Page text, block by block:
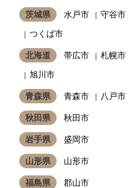
茨城県 水戸市
守谷市
つくば市
北海道 帯広市
札幌市
旭川市
青森県 青森市 八戸市
秋田県 秋田市
岩手県 盛岡市
山形県 山形市
福島県 郡山市